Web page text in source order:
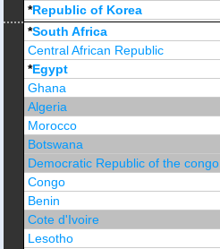
*Republic of Korea
Brunei Darussalam
*South Africa
Central African Republic
*Egypt
Ghana
Algeria
Morocco
Botswana
Democratic Republic of the congo
Congo
Benin
Cote d'Ivoire
Lesotho